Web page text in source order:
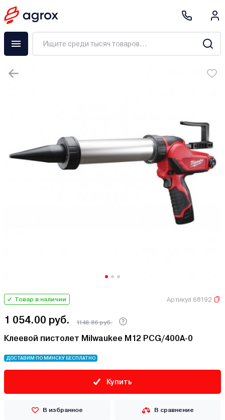
Товар в наличии Артикул 68192
1 054.00 руб. 1148.86 руб.
Клеевой пистолет Milwaukee M12 PCG/400A-0
ДОСТАВИМ ПО МИНСКУ БЕСПЛАТНО
Купить
В избранное В сравнение